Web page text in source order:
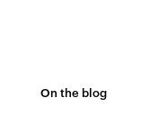
On the blog